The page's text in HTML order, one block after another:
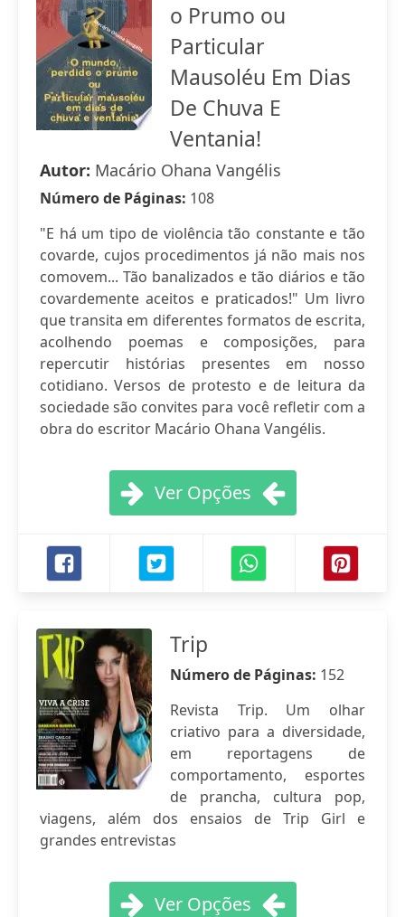
o Prumo ou
Particular
Mausoléu Em Dias
De Chuva E
Ventania!
Autor: Macário Ohana Vangélis
Número de Páginas: 108
"E há um tipo de violência tão constante e tão
covarde, cujos procedimentos já não mais nos
comovem... Tão banalizados e tão diários e tão
covardemente aceitos e praticados!" Um livro
que transita em diferentes formatos de escrita,
acolhendo poemas e composições, para
repercutir histórias presentes em nosso
cotidiano. Versos de protesto e de leitura da
sociedade são convites para você refletir com a
obra do escritor Macário Ohana Vangélis.
Ver Opções
Trip
Número de Páginas: 152
Revista Trip. Um olhar
criativo para a diversidade,
em reportagens de
comportamento, esportes
de prancha, cultura pop,
viagens, além dos ensaios de Trip Girl e
grandes entrevistas
Ver Opções